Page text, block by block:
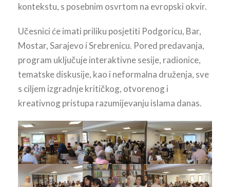
kontekstu, s posebnim osvrtom na evropski okvir.
Učesnici će imati priliku posjetiti Podgoricu, Bar,
Mostar, Sarajevo i Srebrenicu. Pored predavanja,
program uključuje interaktivne sesije, radionice,
tematske diskusije, kao i neformalna druženja, sve
s ciljem izgradnje kritičkog, otvorenog i
kreativnog pristupa razumijevanju islama danas.